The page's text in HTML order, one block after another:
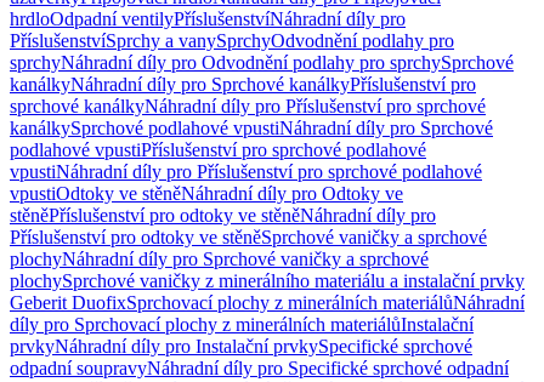
hrdloOdpadní ventilyPříslušenstvíNáhradní díly pro
PříslušenstvíSprchy a vanySprchyOdvodnění podlahy pro
sprchyNáhradní díly pro Odvodnění podlahy pro sprchySprchové
kanálkyNáhradní díly pro Sprchové kanálkyPříslušenství pro
sprchové kanálkyNáhradní díly pro Příslušenství pro sprchové
kanálkySprchové podlahové vpustiNáhradní díly pro Sprchové
podlahové vpustiPříslušenství pro sprchové podlahové
vpustiNáhradní díly pro Příslušenství pro sprchové podlahové
vpustiOdtoky ve stěněNáhradní díly pro Odtoky ve
stěněPříslušenství pro odtoky ve stěněNáhradní díly pro
Příslušenství pro odtoky ve stěněSprchové vaničky a sprchové
plochyNáhradní díly pro Sprchové vaničky a sprchové
plochySprchové vaničky z minerálního materiálu a instalační prvky
Geberit DuofixSprchovací plochy z minerálních materiálůNáhradní
díly pro Sprchovací plochy z minerálních materiálůInstalační
prvkyNáhradní díly pro Instalační prvkySpecifické sprchové
odpadní soupravyNáhradní díly pro Specifické sprchové odpadní